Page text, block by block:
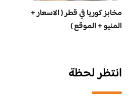
مخابز كوريا في قطر ( الاسعار +
المنيو + الموقع )
انتظر لحظة